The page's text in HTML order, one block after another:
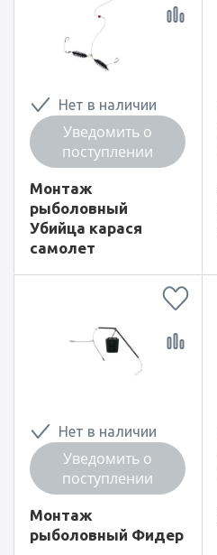
Нет в наличии
Уведомить о
поступлении
Монтаж
рыболовный
Убийца карася
самолет
Нет в наличии
Уведомить о
поступлении
Монтаж
рыболовный Фидер